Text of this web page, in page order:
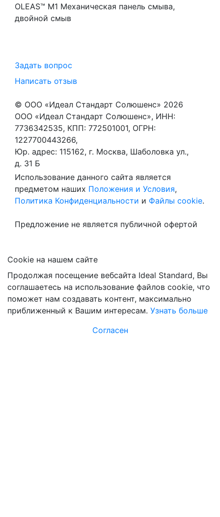
OLEAS™ M1 Механическая панель смыва,
двойной смыв
Задать вопрос
Написать отзыв
© ООО «Идеал Стандарт Солюшенс» 2026
ООО «Идеал Стандарт Солюшенс», ИНН:
7736342535, КПП: 772501001, ОГРН:
1227700443266,
Юр. адрес: 115162, г. Москва, Шаболовка ул.,
д. 31 Б
Использование данного сайта является
предметом наших Положения и Условия,
Политика Конфиденциальности и Файлы cookie.
Предложение не является публичной офертой
Сookie на нашем сайте
Продолжая посещение вебсайта Ideal Standard, Вы
соглашаетесь на использование файлов cookie, что
поможет нам создавать контент, максимально
приближенный к Вашим интересам. Узнать больше
Согласен